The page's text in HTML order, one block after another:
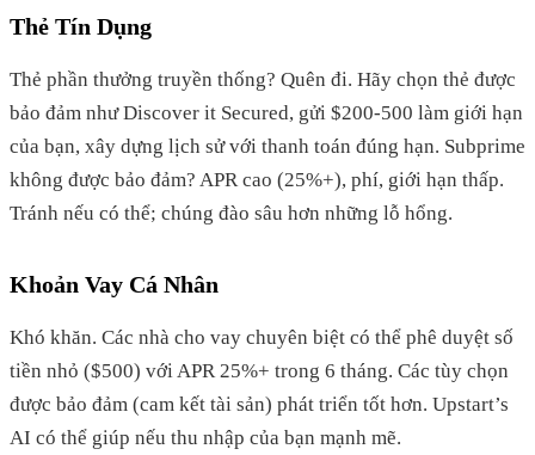
Thẻ Tín Dụng
Thẻ phần thưởng truyền thống? Quên đi. Hãy chọn thẻ được
bảo đảm như Discover it Secured, gửi $200-500 làm giới hạn
của bạn, xây dựng lịch sử với thanh toán đúng hạn. Subprime
không được bảo đảm? APR cao (25%+), phí, giới hạn thấp.
Tránh nếu có thể; chúng đào sâu hơn những lỗ hổng.
Khoản Vay Cá Nhân
Khó khăn. Các nhà cho vay chuyên biệt có thể phê duyệt số
tiền nhỏ ($500) với APR 25%+ trong 6 tháng. Các tùy chọn
được bảo đảm (cam kết tài sản) phát triển tốt hơn. Upstart’s
AI có thể giúp nếu thu nhập của bạn mạnh mẽ.